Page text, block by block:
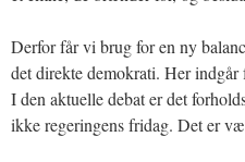
Derfor får vi brug for en ny
det direkte demokrati. Her indgår
I den aktuelle debat er det
ikke regeringens fridag. Det er